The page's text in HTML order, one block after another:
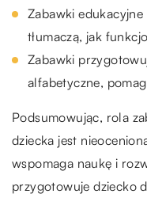
Zabawki
tłumaczą, jak
Zabawki
alfabetyczne,
Podsumowując, rola
dziecka jest
wspomaga naukę i
przygotowuje dziecko